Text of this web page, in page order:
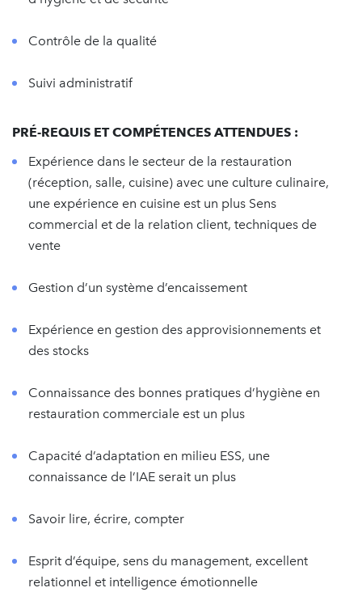
Contrôle de la qualité
Suivi administratif
PRÉ-REQUIS ET COMPÉTENCES ATTENDUES :
Expérience dans le secteur de la restauration
(réception, salle, cuisine) avec une culture culinaire,
une expérience en cuisine est un plus Sens
commercial et de la relation client, techniques de
vente
Gestion d’un système d’encaissement
Expérience en gestion des approvisionnements et
des stocks
Connaissance des bonnes pratiques d’hygiène en
restauration commerciale est un plus
Capacité d’adaptation en milieu ESS, une
connaissance de l’IAE serait un plus
Savoir lire, écrire, compter
Esprit d’équipe, sens du management, excellent
relationnel et intelligence émotionnelle